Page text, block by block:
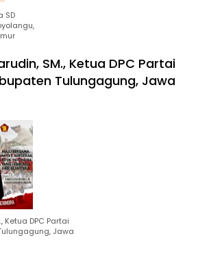
SD
SM., Ketua DPC Partai
Tulungagung, Jawa
Ketua DPC Partai
Jawa